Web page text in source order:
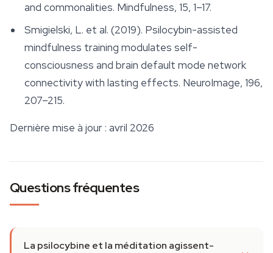
and commonalities. Mindfulness, 15, 1–17.
Smigielski, L. et al. (2019). Psilocybin-assisted
mindfulness training modulates self-
consciousness and brain default mode network
connectivity with lasting effects. NeuroImage, 196,
207–215.
Dernière mise à jour : avril 2026
Questions fréquentes
La psilocybine et la méditation agissent-